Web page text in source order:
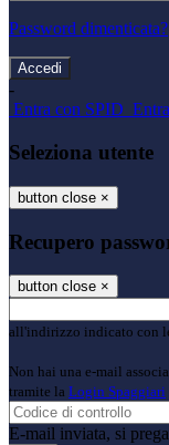
Password dimenticata?
-
Entra con SPID
Seleziona utente
button close ×
Recupero
button close ×
all'indirizzo indicato con
Non hai una e-mail
tramite la Login Spaggiari
E-mail inviata, si